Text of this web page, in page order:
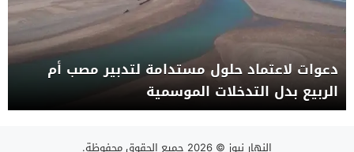
دعوات لاعتماد حلول مستدامة لتدبير مصب أم
الربيع بدل التدخلات الموسمية
النهار نيوز © 2026 جميع الحقوق محفوظة.